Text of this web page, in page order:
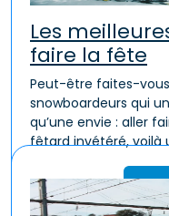
Les
faire la fête
Peut-être faites-
snowboardeurs qui
qu’une envie : aller
fêtard invétéré, voilà